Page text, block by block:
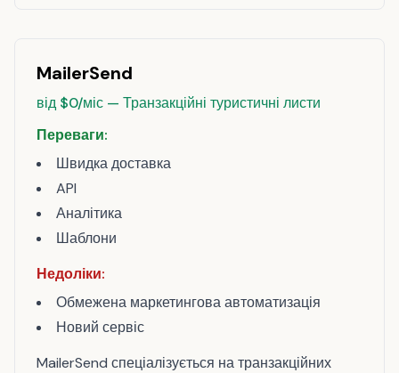
MailerSend
від $0/міс — Транзакційні туристичні листи
Переваги:
Швидка доставка
API
Аналітика
Шаблони
Недоліки:
Обмежена маркетингова автоматизація
Новий сервіс
MailerSend спеціалізується на транзакційних